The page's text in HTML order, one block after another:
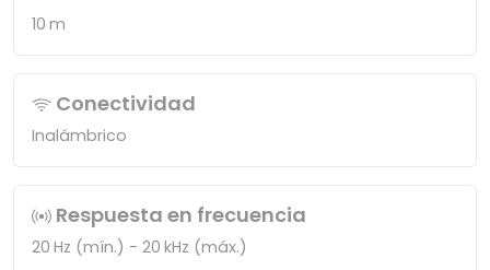
10 m
Conectividad
Inalámbrico
Respuesta en frecuencia
20 Hz (mín.) - 20 kHz (máx.)